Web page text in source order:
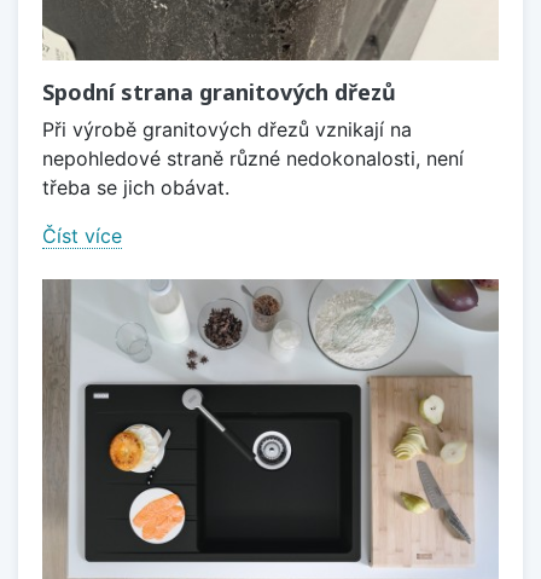
Spodní strana granitových dřezů
Při výrobě granitových dřezů vznikají na
nepohledové straně různé nedokonalosti, není
třeba se jich obávat.
Číst více